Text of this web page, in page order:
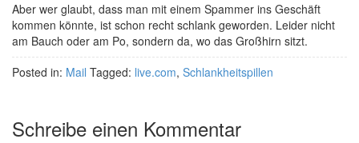
Aber wer glaubt, dass man mit einem Spammer ins Geschäft
kommen könnte, ist schon recht schlank geworden. Leider nicht
am Bauch oder am Po, sondern da, wo das Großhirn sitzt.
Posted in: Mail Tagged: live.com, Schlankheitspillen
Schreibe einen Kommentar